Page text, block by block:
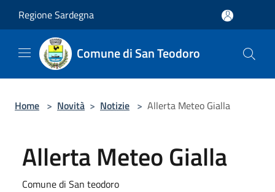
Regione Sardegna
Comune di San Teodoro
Home > Novità > Notizie > Allerta Meteo Gialla
Allerta Meteo Gialla
Comune di San teodoro